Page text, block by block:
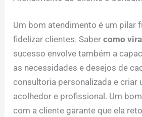
Um bom atendimento é um pilar
fidelizar clientes. Sabercomo
sucesso envolve também a
as necessidades e desejos de
consultoria personalizada e criar
acolhedor e profissional. Um
com a cliente garante que ela